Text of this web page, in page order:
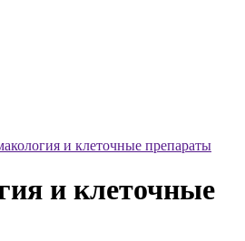
и клеточные препараты
и клеточные